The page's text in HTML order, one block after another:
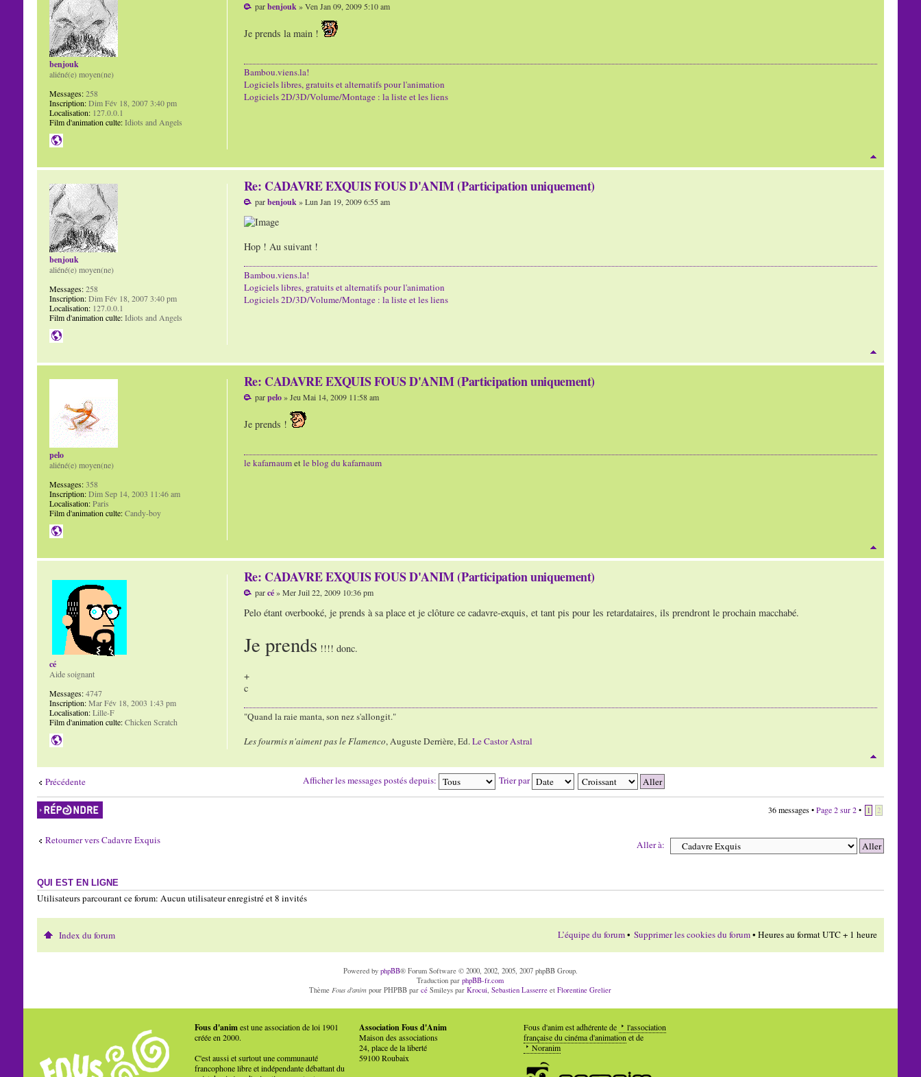
parbenjouk» Ven Jan 09, 2009 5:10 am
Je prends la main !
Bambou.viens.la!
Logiciels libres, gratuits et alternatifs pour l'animation
Logiciels 2D/3D/Volume/Montage : la liste et les liens
benjouk
aliéné(e) moyen(ne)
Messages:258
Inscription:Dim Fév 18, 2007 3:40 pm
Localisation:127.0.0.1
Film d'animation culte:Idiots and Angels
Re: CADAVRE EXQUIS FOUS D'ANIM (Participation uniquement)
parbenjouk» Lun Jan 19, 2009 6:55 am
Hop ! Au suivant !
Bambou.viens.la!
Logiciels libres, gratuits et alternatifs pour l'animation
Logiciels 2D/3D/Volume/Montage : la liste et les liens
benjouk
aliéné(e) moyen(ne)
Messages:258
Inscription:Dim Fév 18, 2007 3:40 pm
Localisation:127.0.0.1
Film d'animation culte:Idiots and Angels
Re: CADAVRE EXQUIS FOUS D'ANIM (Participation uniquement)
parpelo» Jeu Mai 14, 2009 11:58 am
Je prends !
le kafarnaumetle blog du kafarnaum
pelo
aliéné(e) moyen(ne)
Messages:358
Inscription:Dim Sep 14, 2003 11:46 am
Localisation:Paris
Film d'animation culte:Candy-boy
Re: CADAVRE EXQUIS FOUS D'ANIM (Participation uniquement)
parcé» Mer Juil 22, 2009 10:36 pm
Pelo étant overbooké, je prends à sa place et je clôture ce cadavre-exquis, et tant pis pour les retardataires, ils prendront le prochain macchabé.
Je prends !!!! donc.
+
c
"Quand la raie manta, son nez s'allongit."
Les fourmis n'aiment pas le Flamenco, Auguste Derrière, Ed.Le Castor Astral
cé
Aide soignant
Messages:4747
Inscription:Mar Fév 18, 2003 1:43 pm
Localisation:Lille-F
Film d'animation culte:Chicken Scratch
Précédente Afficher les messages postés depuis: Trier par
Répondre 36 messages •Page2sur2• 1 2
Retourner vers Cadavre Exquis Aller à:
QUI EST EN LIGNE
Utilisateurs parcourant ce forum: Aucun utilisateur enregistré et 8 invités
Index du forum L’équipe du forum• Supprimer les cookies du forum• Heures au format UTC + 1 heure
Powered by phpBB® Forum Software © 2000, 2002, 2005, 2007 phpBB Group.
Traduction parphpBB-fr.com
Thème Fous d'anim pour PHPBB parcé Smileys parKrocui ,Sebastien Lasserre etFlorentine Grelier
Fous d'animest une association de loi 1901
créée en 2000.
C'est aussi et surtout une communauté
francophone libre et indépendante débattant du
Association Fous d'Anim
Maison des associations
24, place de la liberté
59100 Roubaix
Fous d'anim est adhérente de
l'association
française du cinéma d'animationet de
Noranim